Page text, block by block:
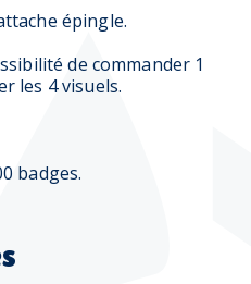
épingle.
de commander 1
les 4 visuels.
badges.